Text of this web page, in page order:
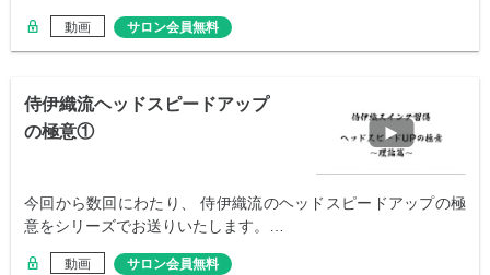
動画 サロン会員無料
侍伊織流ヘッドスピードアップ
の極意①
今回から数回にわたり、 侍伊織流のヘッドスピードアップの極
意をシリーズでお送りいたします。…
動画 サロン会員無料